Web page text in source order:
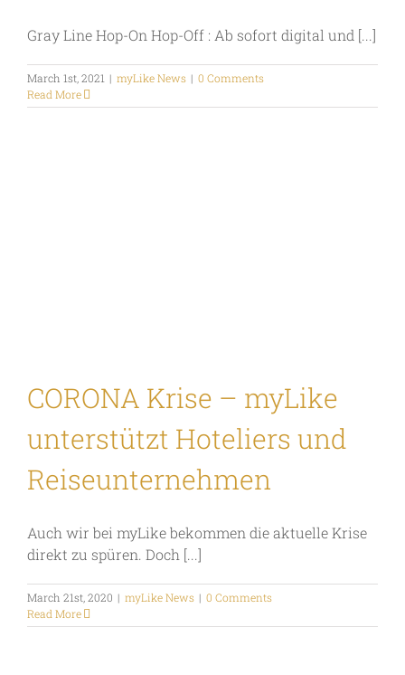
Gray Line Hop-On Hop-Off : Ab sofort digital und [...]
March 1st, 2021 | myLike News | 0 Comments
Read More
CORONA Krise – myLike
unterstützt Hoteliers und
Reiseunternehmen
Auch wir bei myLike bekommen die aktuelle Krise
direkt zu spüren. Doch [...]
March 21st, 2020 | myLike News | 0 Comments
Read More